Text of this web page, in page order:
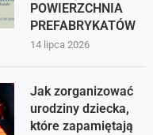
POWIERZCHNIA
PREFABRYKATÓW
14 lipca 2026
Jak zorganizować
urodziny dziecka,
które zapamiętają